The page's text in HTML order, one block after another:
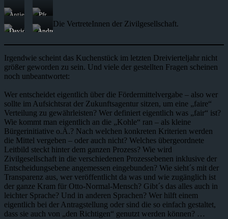
Antje
Grothus
Klima-
Deutschland
Pfr.
Jens
Sannig
Kirchenkreis
David
rheinlanddergemeinschaft
.noblogs
.org
Andreas
Buirer
für
Buir
Die VertreteInnen der Zivilgesellschaft.
Irgendwie scheint das Kuchenstück im letzten Dreivierteljahr nicht
größer geworden zu sein. Und viele der gestellten Fragen scheinen
noch unbeantwortet:
Wer entscheidet eigentlich über die Fördermittelvergabe – also wer
sollte im Aufsichtsrat der Zukunftsagentur sitzen, um eine „faire“
Verteilung zu gewährleisten? Wer definiert eigentlich was „fair“ ist?
Wie kommt man eigentlich an die „Kohle“ ran – als kleine
Bürgerinitiative o.Ä.? Nach welchen konkreten Kriterien werden
die Mittel vergeben – oder auch nicht? Welches übergeordnete
Leitbild steckt hinter dem ganzen Prozess? Wie wird
Zivilgesellschaft in die verschiedenen Prozessebenen inklusive der
Entscheidungsebene angemessen eingebunden? Wie sieht´s mit der
Transparenz aus, wer veröffentlicht da was und wie zugänglich ist
der ganze Kram für Otto-Normal-Mensch? Gibt´s das alles auch in
leichter Sprache? Und in anderen Sprachen? Wer hilft einem
eigentlich bei der Antragstellung oder sind die so einfach gestaltet,
dass sie auch von „den Richtigen“ genutzt werden können? …